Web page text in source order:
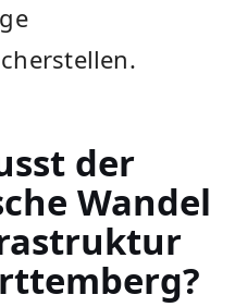
der
Wandel​